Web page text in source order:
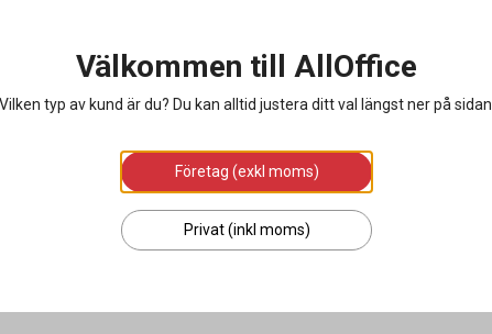
Välkommen till AllOffice
Vilken typ av kund är du? Du kan alltid justera ditt val längst ner på sidan.
Företag (exkl moms)
Privat (inkl moms)